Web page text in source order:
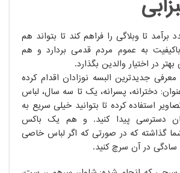
تا وبلاگی را فراهم کند تا بتواند هم
به عموم مردم قدمی بردارد و هم
در اختیار والدین بگذارد.
معرفی جدیدترین البسه نوزادان اقدام کرده
دخترانه، پسرانه، یک تا سه سال، لباس
استفاده کرده تا بتوانید خیلی سریع به
دسترسی پیدا کنید. و هم یک باکس
گذاشته که در صورتی که اگر لباس خاصی
در آن سرچ کنید.